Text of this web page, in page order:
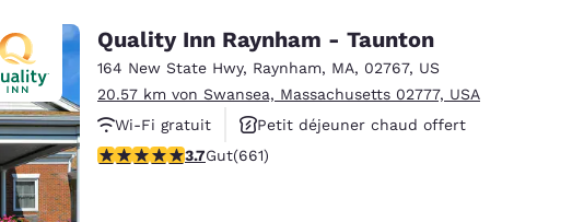
Asien-Pazifik
Australia
English
India
English
Quality Inn Raynham - Taunton
164 New State Hwy, Raynham, MA, 02767, US
20.57 km von Swansea, Massachusetts 02777, USA
Wi-Fi gratuit
Petit déjeuner chaud offert
Centre de conditionnement physique
3.66-Sterne-Bewertung. Gut. 661 Bewertungen
3.7Gut(661)